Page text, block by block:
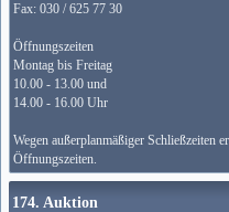
Fax: 030 / 625 77 30
Öffnungszeiten
Montag bis Freitag
10.00 - 13.00 und
14.00 - 16.00 Uhr
Wegen außerplanmäßiger Schließzeiten
Öffnungszeiten.
174. Auktion